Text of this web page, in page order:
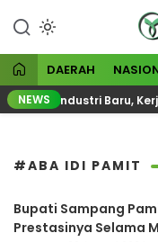
konten
DAERAH
NEWSIndustri Baru,
#ABA IDI PAMIT
Bupati Sampang
Prestasinya Selama